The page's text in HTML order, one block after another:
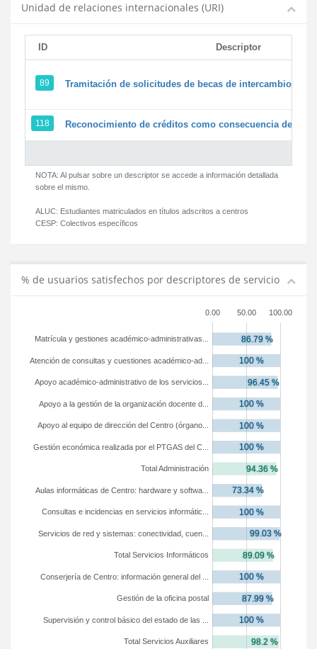
Unidad de relaciones internacionales (URI)
ID Descriptor
89 Tramitación de solicitudes de becas de intercambio
118 Reconocimiento de créditos como consecuencia de un
NOTA: Al pulsar sobre un descriptor se accede a información detallada
sobre el mismo.
ALUC: Estudiantes matriculados en títulos adscritos a centros
CESP: Colectivos específicos
% de usuarios satisfechos por descriptores de servicio
0.00 50.00 100.00
Total Servicios Auxiliares
Supervisión y control básico del estado de las ...
Gestión de la oficina postal
Conserjería de Centro: información general del ...
Total Servicios Informáticos
Servicios de red y sistemas: conectividad, cuen...
Consultas e incidencias en servicios informátic...
Aulas informáticas de Centro: hardware y softwa...
Total Administración
Gestión económica realizada por el PTGAS del C...
Apoyo al equipo de dirección del Centro (órgano...
Apoyo a la gestión de la organización docente d...
Apoyo académico-administrativo de los servicios...
Atención de consultas y cuestiones académico-ad...
Matrícula y gestiones académico-administrativas...